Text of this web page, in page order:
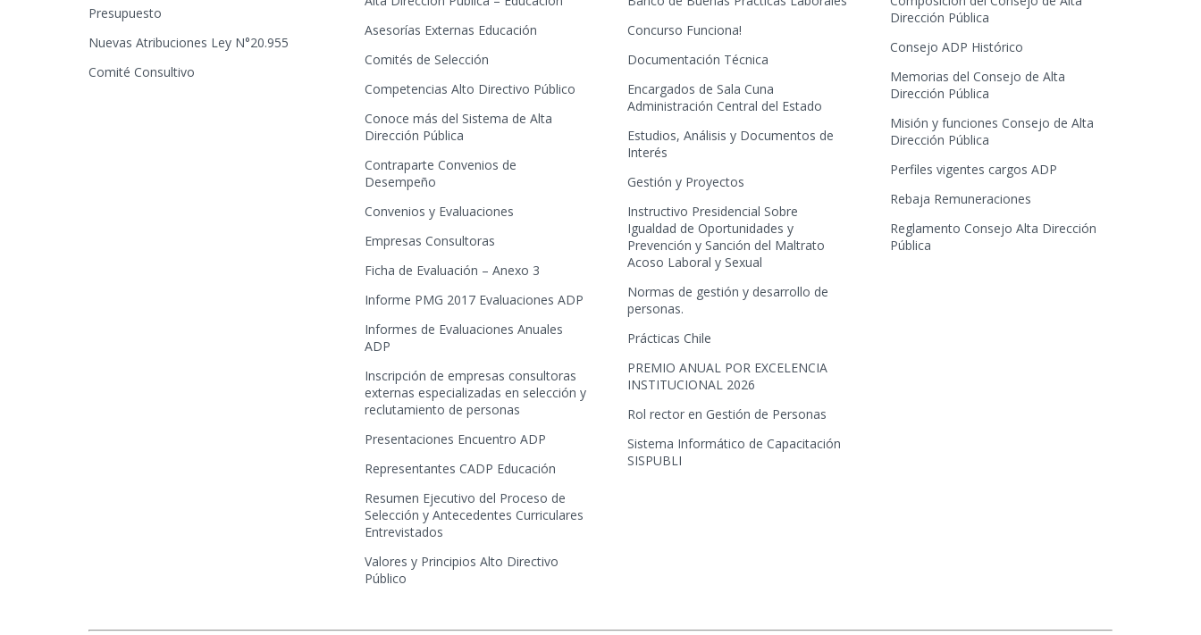
Presupuesto
Nuevas Atribuciones Ley N°20.955
Comité Consultivo
Asesorías Externas Educación
Comités de Selección
Competencias Alto Directivo Público
Conoce más del Sistema de Alta
Dirección Pública
Contraparte Convenios de
Desempeño
Convenios y Evaluaciones
Empresas Consultoras
Ficha de Evaluación – Anexo 3
Informe PMG 2017 Evaluaciones ADP
Informes de Evaluaciones Anuales
ADP
Inscripción de empresas consultoras
externas especializadas en selección y
reclutamiento de personas
Presentaciones Encuentro ADP
Representantes CADP Educación
Resumen Ejecutivo del Proceso de
Selección y Antecedentes Curriculares
Entrevistados
Valores y Principios Alto Directivo
Público
Concurso Funciona!
Documentación Técnica
Encargados de Sala Cuna
Administración Central del Estado
Estudios, Análisis y Documentos de
Interés
Gestión y Proyectos
Instructivo Presidencial Sobre
Igualdad de Oportunidades y
Prevención y Sanción del Maltrato
Acoso Laboral y Sexual
Normas de gestión y desarrollo de
personas.
Prácticas Chile
PREMIO ANUAL POR EXCELENCIA
INSTITUCIONAL 2026
Rol rector en Gestión de Personas
Sistema Informático de Capacitación
SISPUBLI
Dirección Pública
Consejo ADP Histórico
Memorias del Consejo de Alta
Dirección Pública
Misión y funciones Consejo de Alta
Dirección Pública
Perfiles vigentes cargos ADP
Rebaja Remuneraciones
Reglamento Consejo Alta Dirección
Pública